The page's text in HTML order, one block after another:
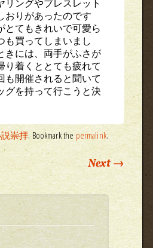
リングやブレスレット
おりがあったのです
とてもきれいで可愛ら
も買ってしまいまし
きには、両手がふさが
り着くととても疲れて
も開催されると聞いて
グを持って行こうと決
崇拝. Bookmark the permalink.
Next→